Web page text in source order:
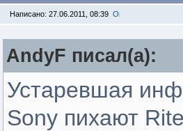
Написано: 27.06.2011, 08:39
AndyF писал(a):
Устаревшая
Sony пихают